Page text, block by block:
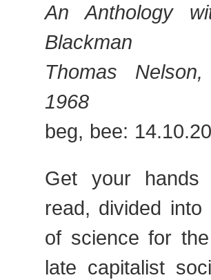
An Anthology
Blackman
Thomas
1968
beg, bee:
Get your hands
read, divided
of science for
late capitalist